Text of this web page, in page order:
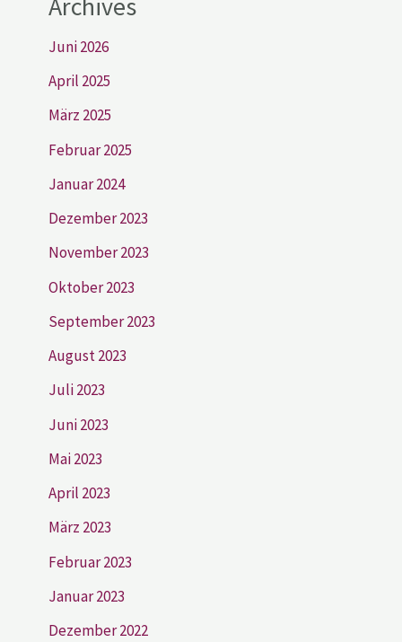
Juni 2026
April 2025
März 2025
Februar 2025
Januar 2024
Dezember 2023
November 2023
Oktober 2023
September 2023
August 2023
Juli 2023
Juni 2023
Mai 2023
April 2023
März 2023
Februar 2023
Januar 2023
Dezember 2022